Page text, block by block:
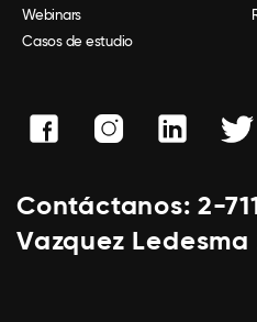
Webinars
Casos de estudio
Contáctanos: 2-
Vazquez